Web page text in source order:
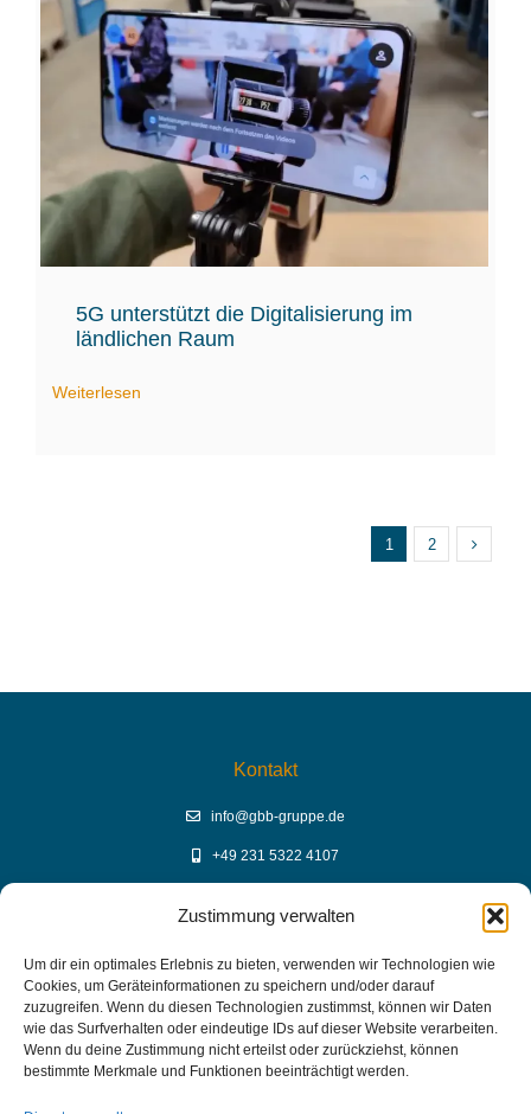
Zustimmung verwalten
Um dir ein optimales Erlebnis zu bieten, verwenden wir Technologien wie
Cookies, um Geräteinformationen zu speichern und/oder darauf
zuzugreifen. Wenn du diesen Technologien zustimmst, können wir Daten
wie das Surfverhalten oder eindeutige IDs auf dieser Website verarbeiten.
Wenn du deine Zustimmung nicht erteilst oder zurückziehst, können
bestimmte Merkmale und Funktionen beeinträchtigt werden.
5G unterstützt die Digitalisierung im
ländlichen Raum
Weiterlesen
1 2
Kontakt
info@gbb-gruppe.de
+49 231 5322 4107
GBB Mediathek auf YouTube